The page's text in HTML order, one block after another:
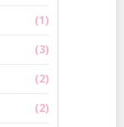
(1)
(3)
(2)
(2)